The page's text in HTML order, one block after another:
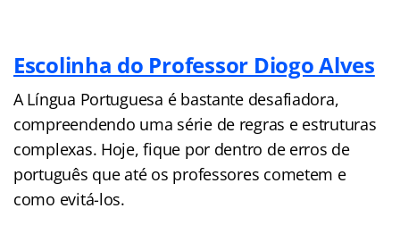
Escolinha do Professor Diogo Alves
A Língua Portuguesa é bastante desafiadora,
compreendendo uma série de regras e estruturas
complexas. Hoje, fique por dentro de erros de
português que até os professores cometem e
como evitá-los.